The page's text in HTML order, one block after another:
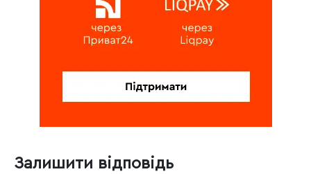
Залишити відповідь